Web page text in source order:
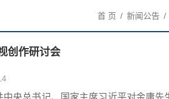
首 页 / 新闻公告 /
创作研讨会
央总书记、国家主席习近平对金庸先